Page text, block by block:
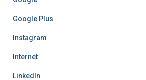
Google Plus
Instagram
Internet
LinkedIn